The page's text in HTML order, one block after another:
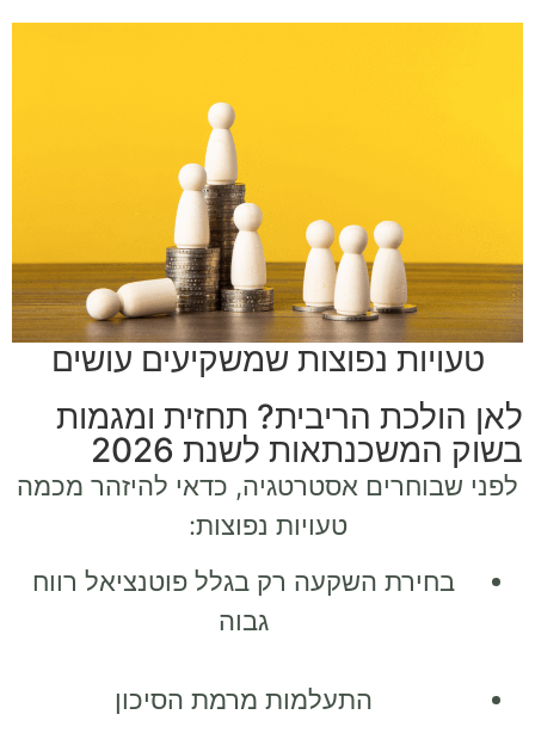
טעויות נפוצות שמשקיעים עושים
לאן הולכת הריבית? תחזית ומגמות
בשוק המשכנתאות לשנת 2026
לפני שבוחרים אסטרטגיה, כדאי להיזהר מכמה
טעויות נפוצות:
בחירת השקעה רק בגלל פוטנציאל רווח
גבוה
התעלמות מרמת הסיכון